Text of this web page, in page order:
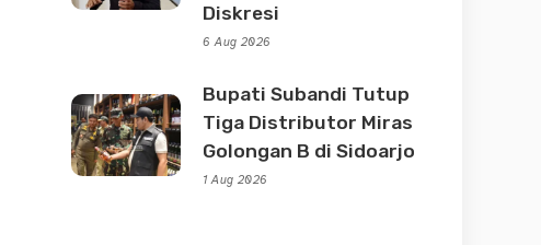
Diskresi
6 Aug 2026
Bupati Subandi Tutup
Tiga Distributor Miras
Golongan B di Sidoarjo
1 Aug 2026